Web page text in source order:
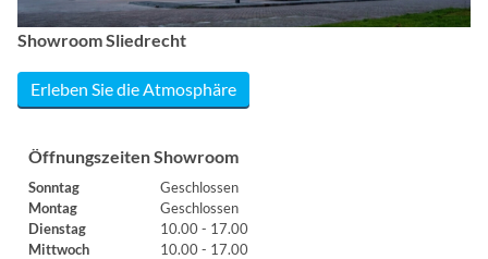
Showroom Sliedrecht
Erleben Sie die Atmosphäre
Öffnungszeiten Showroom
Sonntag
Geschlossen
Montag
Geschlossen
Dienstag
10.00 - 17.00
Mittwoch
10.00 - 17.00